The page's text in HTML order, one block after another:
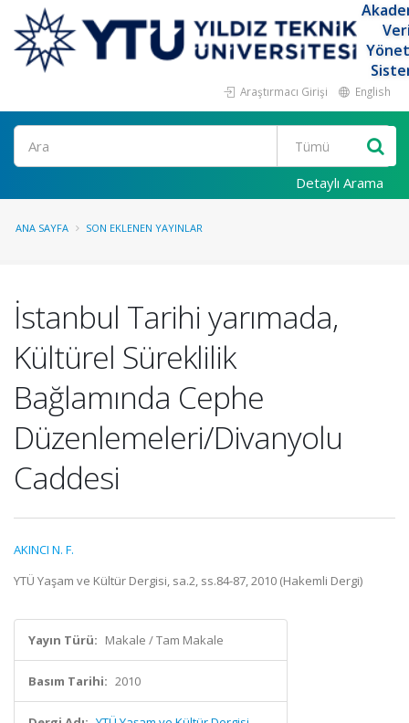
Araştırmacı Girişi English
Ara
Detaylı Arama
ANA SAYFA SON EKLENEN YAYINLAR
İstanbul Tarihi yarımada,
Kültürel Süreklilik
Bağlamında Cephe
Düzenlemeleri/Divanyolu
Caddesi
AKINCI N. F.
YTÜ Yaşam ve Kültür Dergisi, sa.2, ss.84-87, 2010 (Hakemli Dergi)
Yayın Türü: Makale / Tam Makale
Basım Tarihi: 2010